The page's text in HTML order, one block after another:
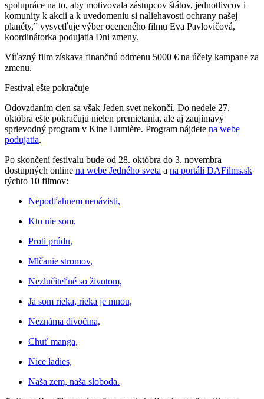
spolupráce na to, aby motivovala zástupcov štátov, jednotlivcov i
komunity k akcii a k uvedomeniu si naliehavosti ochrany našej
planéty,” vysvetľuje výber oceneného filmu Eva Pavlovičová,
koordinátorka podujatia Dni zmeny.
Víťazný film získava finančnú odmenu 5000 € na účely kampane za
zmenu.
Festival ešte pokračuje
Odovzdaním cien sa však Jeden svet nekončí. Do nedele 27.
októbra ešte pokračujú nielen premietania, ale aj zaujímavý
sprievodný program v Kine Lumière. Program nájdete na webe
podujatia.
Po skončení festivalu bude od 28. októbra do 3. novembra
dostupných online na webe Jedného sveta a na portáli DAFilms.sk
týchto 10 filmov:
Nepodľahnem nenávisti,
Kto nie som,
Proti prúdu,
Mlčanie stromov,
Nezlučiteľné so životom,
Ja som rieka, rieka je mnou,
Neznáma divočina,
Chuť manga,
Nice ladies,
Naša zem, naša sloboda.